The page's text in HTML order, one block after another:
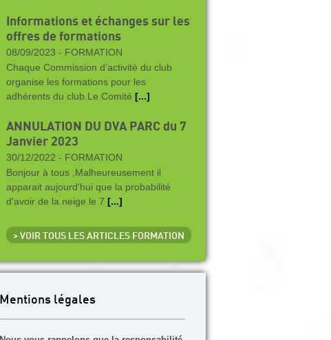
Informations et échanges sur les
offres de formations
08/09/2023 - FORMATION
Chaque Commission d’activité du club
organise les formations pour les
adhérents du club.Le Comité [...]
ANNULATION DU DVA PARC du 7
Janvier 2023
30/12/2022 - FORMATION
Bonjour à tous ,Malheureusement il
apparait aujourd'hui que la probabilité
d'avoir de la neige le 7 [...]
> VOIR TOUS LES ARTICLES FORMATION
Mentions légales